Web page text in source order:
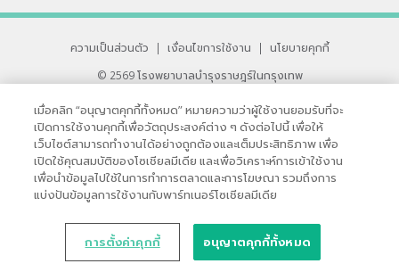
ความเป็นส่วนตัว | เงื่อนไขการใช้งาน |
นโยบายคุกกี้
© 2569 โรงพยาบาลบำรุงราษฎร์ในกรุงเทพ
33 สุขุมวิท ซอย 3 เขตวัฒนา กรุงเทพ 10110 ประเทศไทย
หากท่านมีข้อคิดเห็นหรือปัญหาในการใช้เว็บไซต์ของเรา
เมื่อคลิก “อนุญาตคุกกี้ทั้งหมด” หมายความว่าผู้ใช้งานยอมรับที่จะ
เปิดการใช้งานคุกกี้เพื่อวัตถุประสงค์ต่าง ๆ ดังต่อไปนี้ เพื่อให้
เว็บไซต์สามารถทำงานได้อย่างถูกต้องและเต็มประสิทธิภาพ เพื่อ
เปิดใช้คุณสมบัติของโซเชียลมีเดีย และเพื่อวิเคราะห์การเข้าใช้งาน
เพื่อนำข้อมูลไปใช้ในการทำการตลาดและการโฆษณา รวมถึงการ
แบ่งปันข้อมูลการใช้งานกับพาร์ทเนอร์โซเชียลมีเดีย
การตั้งค่าคุกกี้ อนุญาตคุกกี้ทั้งหมด